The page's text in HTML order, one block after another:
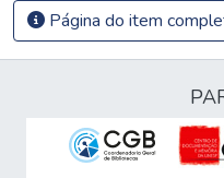
Página do item